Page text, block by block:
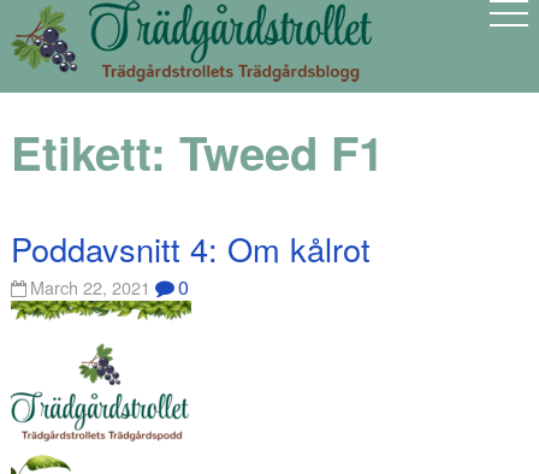
Etikett: Tweed F1
Poddavsnitt 4: Om kålrot
March 22, 2021 0